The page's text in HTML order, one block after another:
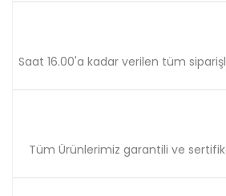
Saat 16.00'a kadar verilen tüm
Tüm Ürünlerimiz garantili ve